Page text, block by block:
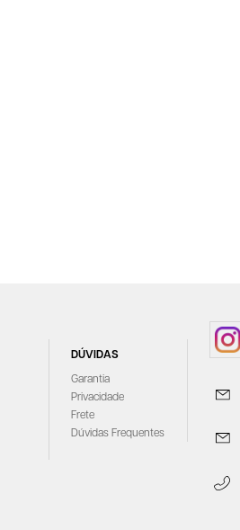
DÚVIDAS
Garantia
Privacidade
Frete
Dúvidas Frequentes